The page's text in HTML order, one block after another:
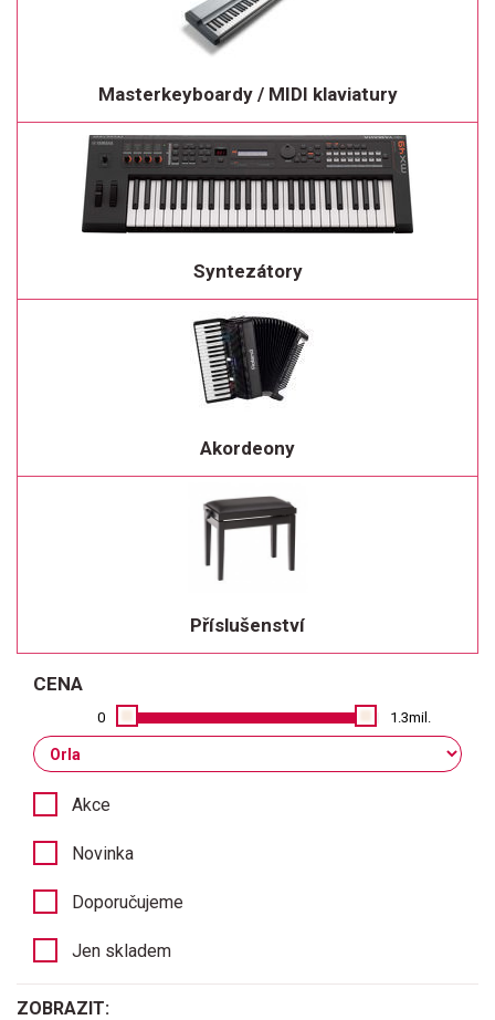
Masterkeyboardy / MIDI klaviatury
Syntezátory
Akordeony
Příslušenství
CENA
0 1.3mil.
Akce
Novinka
Doporučujeme
Jen skladem
ZOBRAZIT: